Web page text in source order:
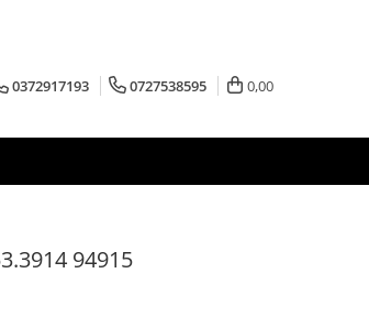
0372917193 0727538595 0,00
94915